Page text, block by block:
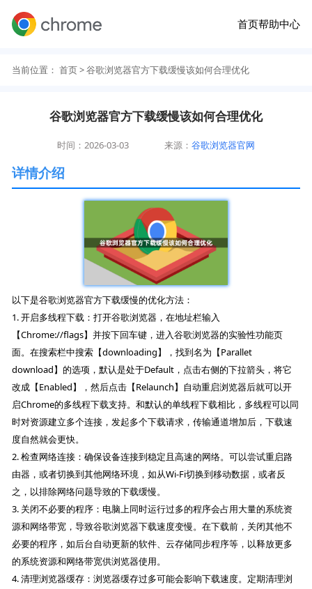
首页帮助中心
当前位置： 首页> 谷歌浏览器官方下载缓慢该如何合理优化
谷歌浏览器官方下载缓慢该如何合理优化
时间：2026-03-03 来源：谷歌浏览器官网
详情介绍
以下是谷歌浏览器官方下载缓慢的优化方法：
1. 开启多线程下载：打开谷歌浏览器，在地址栏输入
【Chrome://flags】并按下回车键，进入谷歌浏览器的实验性功能页
面。在搜索栏中搜索【downloading】，找到名为【Parallet
download】的选项，默认是处于Default，点击右侧的下拉箭头，将它
改成【Enabled】，然后点击【Relaunch】自动重启浏览器后就可以开
启Chrome的多线程下载支持。和默认的单线程下载相比，多线程可以同
时对资源建立多个连接，发起多个下载请求，传输通道增加后，下载速
度自然就会更快。
2. 检查网络连接：确保设备连接到稳定且高速的网络。可以尝试重启路
由器，或者切换到其他网络环境，如从Wi-Fi切换到移动数据，或者反
之，以排除网络问题导致的下载缓慢。
3. 关闭不必要的程序：电脑上同时运行过多的程序会占用大量的系统资
源和网络带宽，导致谷歌浏览器下载速度变慢。在下载前，关闭其他不
必要的程序，如后台自动更新的软件、云存储同步程序等，以释放更多
的系统资源和网络带宽供浏览器使用。
4. 清理浏览器缓存：浏览器缓存过多可能会影响下载速度。定期清理浏